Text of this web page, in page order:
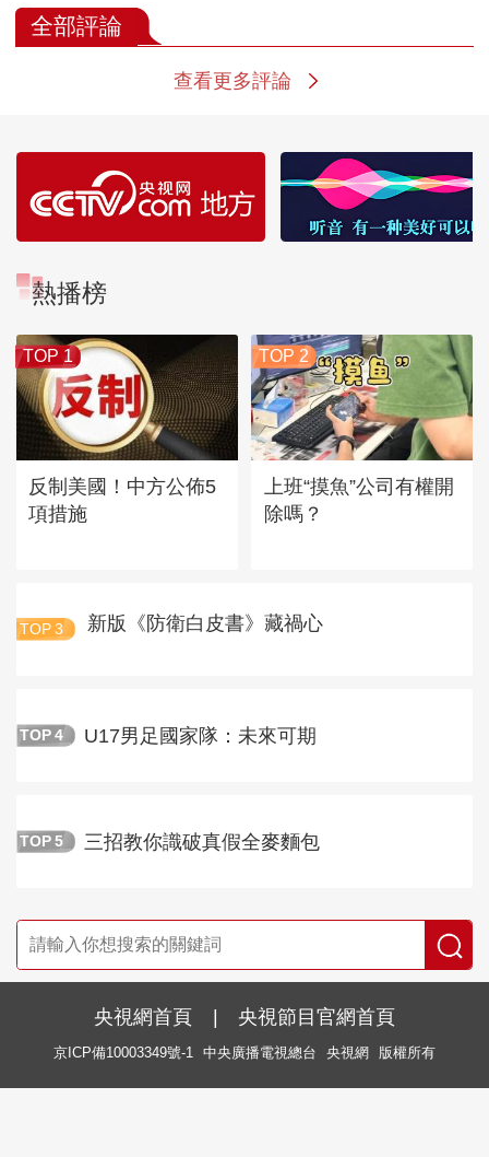
全部評論
查看更多評論
熱播榜
TOP 1
反制美國！中方公佈5
項措施
TOP 2
上班“摸魚”公司有權開
除嗎？
TOP 3 新版《防衛白皮書》藏禍心
TOP 4 U17男足國家隊：未來可期
TOP 5 三招教你識破真假全麥麵包
央視網首頁 | 央視節目官網首頁
京ICP備10003349號-1 中央廣播電視總台 央視網 版權所有